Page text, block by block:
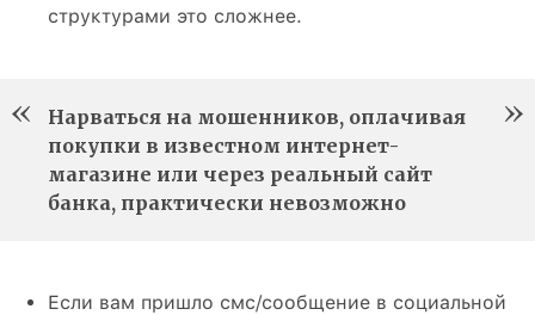
структурами это сложнее.
Нарваться на мошенников, оплачивая
покупки в известном интернет-
магазине или через реальный сайт
банка, практически невозможно
Если вам пришло смс/сообщение в социальной